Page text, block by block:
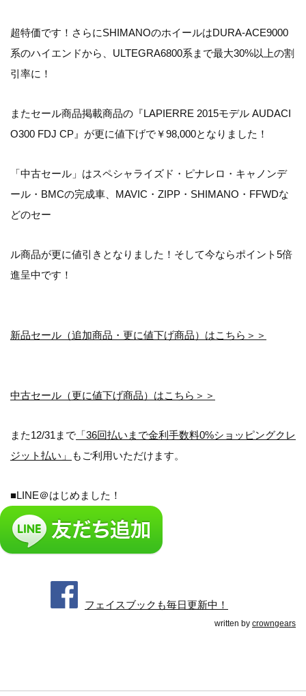
超特価です！さらにSHIMANOのホイールはDURA-ACE9000
系のハイエンドから、ULTEGRA6800系まで最大30%以上の割
引率に！
またセール商品掲載商品の『LAPIERRE 2015モデル AUDACI
O300 FDJ CP』が更に値下げで￥98,000となりました！
「中古セール」はスペシャライズド・ピナレロ・キャノンデ
ール・BMCの完成車、MAVIC・ZIPP・SHIMANO・FFWDな
どのセー
ル商品が更に値引きとなりました！そして今ならポイント5倍
進呈中です！
新品セール（追加商品・更に値下げ商品）はこちら＞＞
中古セール（更に値下げ商品）はこちら＞＞
また12/31まで 「36回払いまで金利手数料0%ショッピングクレ
ジット払い」
もご利用いただけます。
■LINE＠はじめました！
フェイスブックも毎日更新中！
written by crowngears